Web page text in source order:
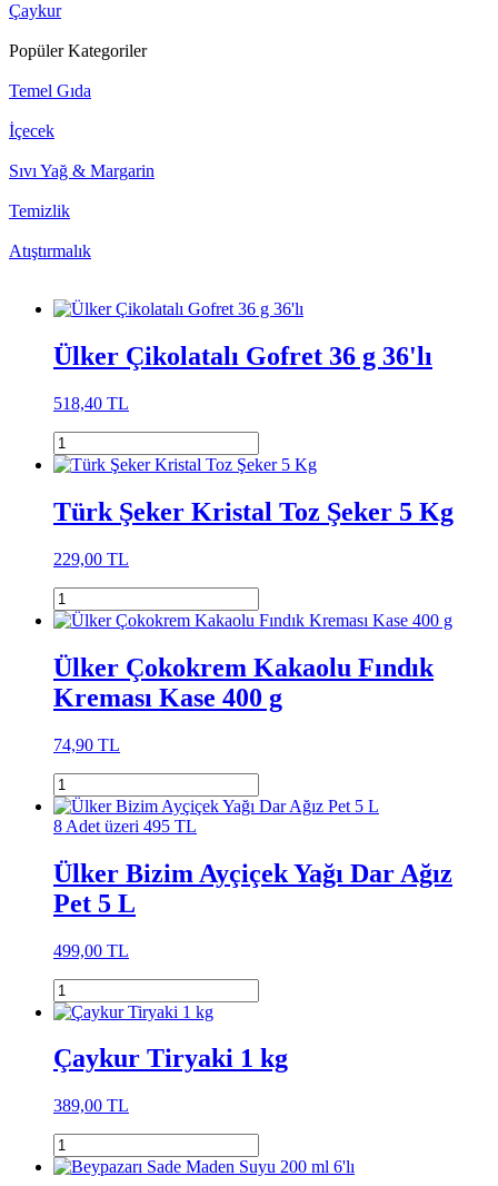
Çaykur
Popüler Kategoriler
Temel Gıda
İçecek
Sıvı Yağ & Margarin
Temizlik
Atıştırmalık
Ülker Çikolatalı Gofret 36 g 36'lı
518,40 TL
Türk Şeker Kristal Toz Şeker 5 Kg
229,00 TL
Ülker Çokokrem Kakaolu Fındık
Kreması Kase 400 g
74,90 TL
8 Adet üzeri 495 TL
Ülker Bizim Ayçiçek Yağı Dar Ağız
Pet 5 L
499,00 TL
Çaykur Tiryaki 1 kg
389,00 TL